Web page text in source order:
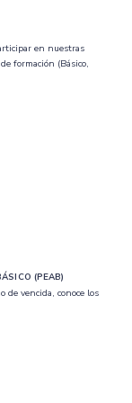
en nuestras
formación (Básico,
(PEAB)
vencida, conoce los